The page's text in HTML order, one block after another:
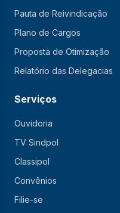
Pauta de Reivindicação
Plano de Cargos
Proposta de Otimização
Relatório das Delegacias
Serviços
Ouvidoria
TV Sindpol
Classipol
Convênios
Filie-se